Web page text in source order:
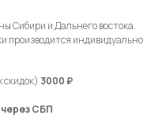
Сибири и Дальнего востока.
производится индивидуально
3000 ₽
через СБП